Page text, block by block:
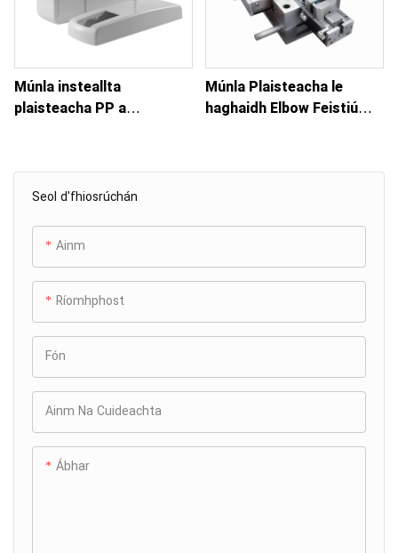
Seol d'fhiosrúchán
Ainm
Ríomhphost
Fón
Ainm Na Cuideachta
Ábhar
Múnla insteallta
plaisteacha PP a
Flushing
Múnla Plaisteacha le
haghaidh Elbow Feistiú